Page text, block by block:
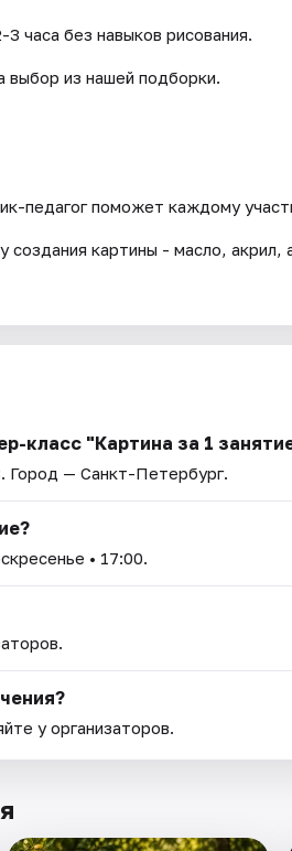
часа без навыков рисования.
выбор из нашей подборки.
педагог поможет каждому
картины - масло, акрил,
класс "Картина за 1
. Город — Санкт-Петербург.
• 17:00.
у организаторов.